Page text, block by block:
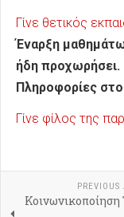
Γίνε θετικός
Έναρξη
ήδη προχωρήσει.
Πληροφορίες στο
Γίνε φίλος της
PREVIOUS
Κοινωνικοποίηση